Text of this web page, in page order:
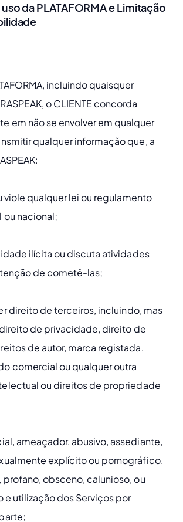
da PLATAFORMA e Limitação
incluindo quaisquer
o CLIENTE concorda
em não se envolver em qualquer
qualquer informação que, a
viole qualquer lei ou regulamento
ou nacional;
ilícita ou discuta atividades
de cometê-las;
direito de terceiros, incluindo, mas
de privacidade, direito de
de autor, marca registada,
comercial ou qualquer outra
ou direitos de propriedade
ameaçador, abusivo, assediante,
explícito ou pornográfico,
obsceno, calunioso, ou
e utilização dos Serviços por